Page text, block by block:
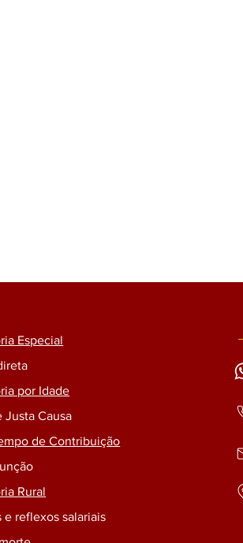
Especial
por Idade
Justa Causa
de Contribuição
Rural
e reflexos salariais